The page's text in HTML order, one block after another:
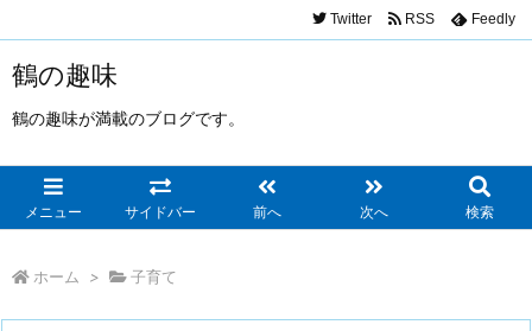
鶴の趣味
鶴の趣味が満載のブログです。
メニュー サイドバー 前へ 次へ 検索
Twitter RSS Feedly
ホーム > 子育て